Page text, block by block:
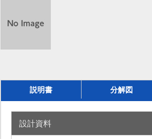
説明書 分解図
設計資料